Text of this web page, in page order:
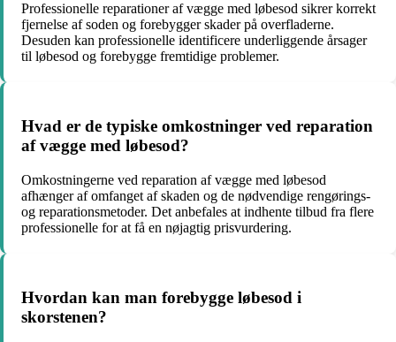
Professionelle reparationer af vægge med løbesod sikrer korrekt
fjernelse af soden og forebygger skader på overfladerne.
Desuden kan professionelle identificere underliggende årsager
til løbesod og forebygge fremtidige problemer.
Hvad er de typiske omkostninger ved reparation
af vægge med løbesod?
Omkostningerne ved reparation af vægge med løbesod
afhænger af omfanget af skaden og de nødvendige rengørings-
og reparationsmetoder. Det anbefales at indhente tilbud fra flere
professionelle for at få en nøjagtig prisvurdering.
Hvordan kan man forebygge løbesod i
skorstenen?